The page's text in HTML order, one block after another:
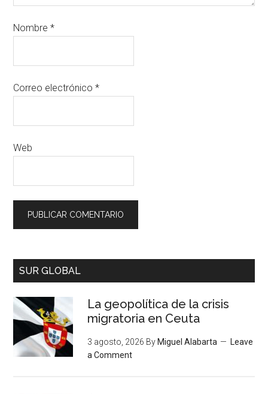
Nombre*
Correo electrónico*
Web
SUR GLOBAL
La geopolítica de la crisis
migratoria en Ceuta
3 agosto, 2026 By Miguel Alabarta
Leave
a Comment